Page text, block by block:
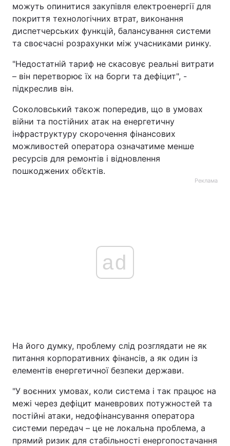
можуть опинитися закупівля електроенергії для
покриття технологічних втрат, виконання
диспетчерських функцій, балансування системи
та своєчасні розрахунки між учасниками ринку.
"Недостатній тариф не скасовує реальні витрати
– він перетворює їх на борги та дефіцит", -
підкреслив він.
Соколовський також попередив, що в умовах
війни та постійних атак на енергетичну
інфраструктуру скорочення фінансових
можливостей оператора означатиме менше
ресурсів для ремонтів і відновлення
пошкоджених об’єктів.
Реклама
ad
На його думку, проблему слід розглядати не як
питання корпоративних фінансів, а як один із
елементів енергетичної безпеки держави.
"У воєнних умовах, коли система і так працює на
межі через дефіцит маневрових потужностей та
постійні атаки, недофінансування оператора
системи передач – це не локальна проблема, а
прямий ризик для стабільності енергопостачання